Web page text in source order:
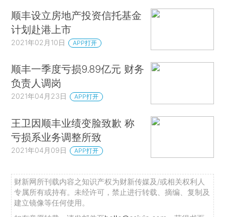
顺丰设立房地产投资信托基金
计划赴港上市
2021年02月10日 APP打开
顺丰一季度亏损9.89亿元 财务
负责人调岗
2021年04月23日 APP打开
王卫因顺丰业绩变脸致歉 称
亏损系业务调整所致
2021年04月09日 APP打开
财新网所刊载内容之知识产权为财新传媒及/或相关权利人
专属所有或持有。未经许可，禁止进行转载、摘编、复制及
建立镜像等任何使用。